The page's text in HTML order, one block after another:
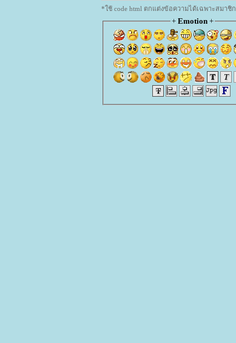
*ใช้ code html ตกแต่งข้อความได้เฉพาะสมาชิก
+ Emotion+